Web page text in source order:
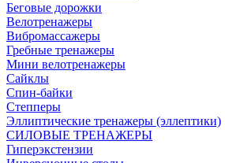
Беговые дорожки
Велотренажеры
Вибромассажеры
Гребные тренажеры
Мини велотренажеры
Сайклы
Спин-байки
Степперы
Эллиптические тренажеры (эллептики)
СИЛОВЫЕ ТРЕНАЖЕРЫ
Гиперэкстензии